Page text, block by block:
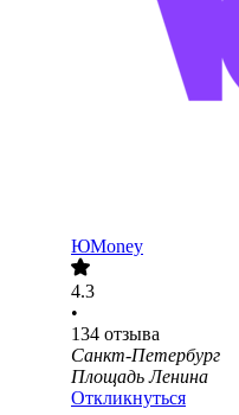
ЮMoney
4.3
•
134 отзыва
Санкт-Петербург
Площадь Ленина
Откликнуться